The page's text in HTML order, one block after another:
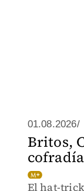
01.08.2026/
Britos,
El hat-